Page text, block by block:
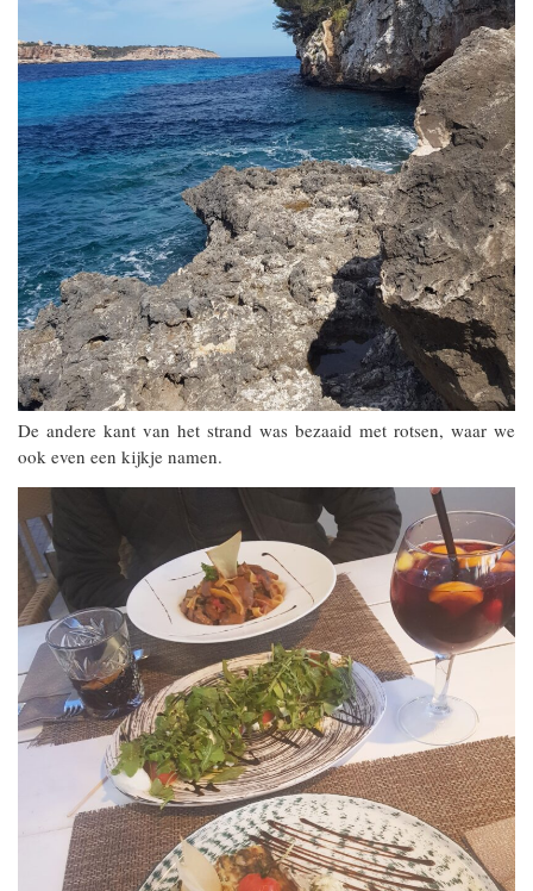
De andere kant van het strand was bezaaid met rotsen, waar we
ook even een kijkje namen.